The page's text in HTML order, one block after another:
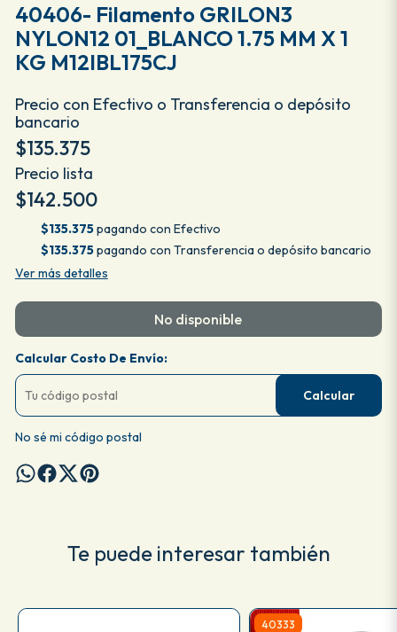
40406- Filamento GRILON3
NYLON12 01_BLANCO 1.75 MM X 1
KG M12IBL175CJ
Precio con Efectivo o Transferencia o depósito
bancario
$135.375
Precio lista
$142.500
$135.375pagando con Efectivo
$135.375pagando con Transferencia o depósito bancario
Ver más detalles
No disponible
Calcular Costo De Envío:
Calcular
No sé mi código postal
Te puede interesar también
40333